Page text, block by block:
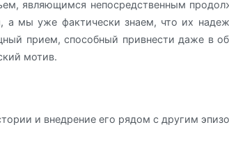
являющимся непосредственным
а мы уже фактически знаем, что их
прием, способный привнести даже в
мотив.
и внедрение его рядом с другим